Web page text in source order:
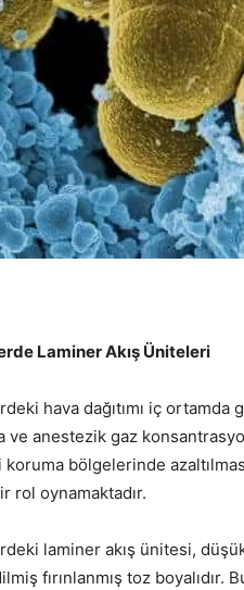
Laminer Akış Üniteleri
hava dağıtımı iç ortamda
anestezik gaz
bölgelerinde
rol oynamaktadır.
laminer akış ünitesi,
fırınlanmış toz boyalıdır.